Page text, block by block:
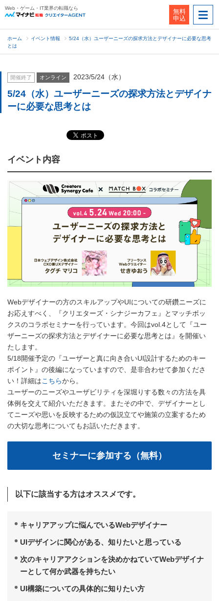
Web・ゲーム・IT業界の転職なら
無料
申込
ホーム イベント情報
5/24（水）ユーザーニーズの探求方法とデザイナーに必要な思考
とは
開催終了 オンライン 2023/5/24（水）
5/24（水）ユーザーニーズの探求方法とデザイナ
ーに必要な思考とは
イベント内容
Webデザイナーの方のスキルアップやUIについての研鑽ニーズに
お応えすべく、『クリエターズ・シナジーカフェ』とマッチボッ
クスのコラボセミナーを行っています。今回はvol.4として『ユー
ザーニーズの探求方法とデザイナーに必要な思考とは』を開催い
たします。
5/18開催予定の『ユーザーと真に向き合いUI設計するためのキー
ポイント』の後編になっていますので、是非合わせて参加くださ
い！詳細はこちらから。
ユーザーのニーズやユーザビリティを深堀りする数々の方法を具
体例を交えて紹介いただきます。またその中で、デザイナーとし
てニーズや思いを反映するための仮説立てや施策の立案するため
の大切な思考についてもお話いただきます。
以下に該当する方はオススメです。
キャリアアップに悩んでいるWebデザイナー
UIデザインに関心がある、知りたいと思っている
次のキャリアアクションを決めかねていてWebデザイナ
ーとして何か武器を持ちたい
UI構築についての具体的に知りたい方